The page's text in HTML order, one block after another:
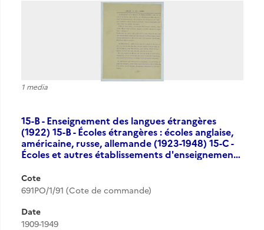
1 media
15-B - Enseignement des langues étrangères
(1922) 15-B - Écoles étrangères : écoles anglaise,
américaine, russe, allemande (1923-1948) 15-C -
Écoles et autres établissements d'enseignemen…
Cote
691PO/1/91 (Cote de commande)
Date
1909-1949